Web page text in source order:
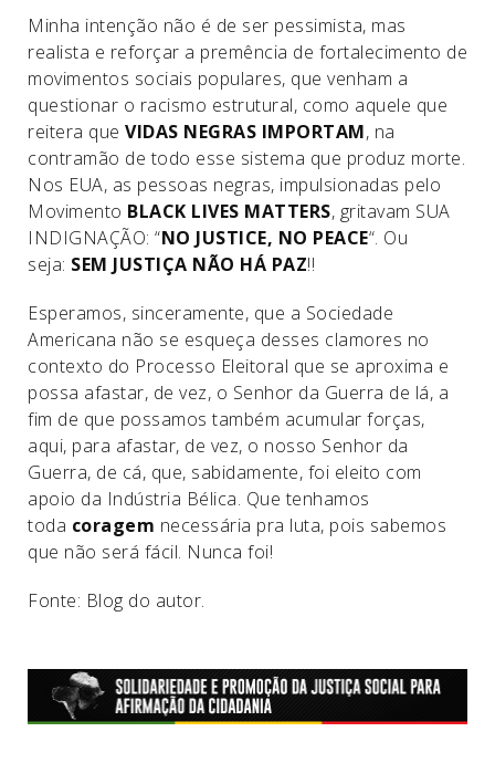
Minha intenção não é de ser pessimista, mas
realista e reforçar a premência de fortalecimento de
movimentos sociais populares, que venham a
questionar o racismo estrutural, como aquele que
reitera que VIDAS NEGRAS IMPORTAM, na
contramão de todo esse sistema que produz morte.
Nos EUA, as pessoas negras, impulsionadas pelo
Movimento BLACK LIVES MATTERS, gritavam SUA
INDIGNAÇÃO: “NO JUSTICE, NO PEACE“. Ou
seja: SEM JUSTIÇA NÃO HÁ PAZ!!
Esperamos, sinceramente, que a Sociedade
Americana não se esqueça desses clamores no
contexto do Processo Eleitoral que se aproxima e
possa afastar, de vez, o Senhor da Guerra de lá, a
fim de que possamos também acumular forças,
aqui, para afastar, de vez, o nosso Senhor da
Guerra, de cá, que, sabidamente, foi eleito com
apoio da Indústria Bélica. Que tenhamos
toda coragem necessária pra luta, pois sabemos
que não será fácil. Nunca foi!
Fonte: Blog do autor.